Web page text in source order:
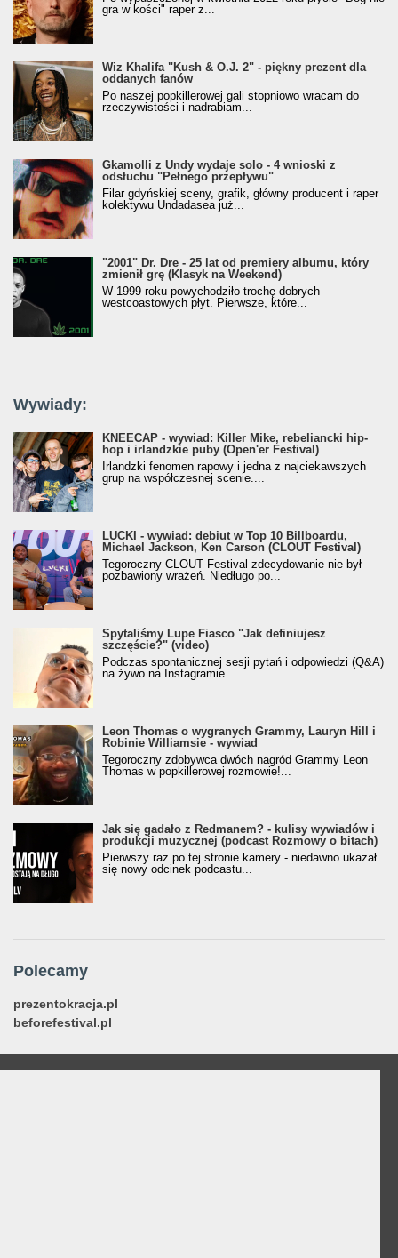
gra w kości" raper z...
Wiz Khalifa "Kush & O.J. 2" - piękny prezent dla
oddanych fanów
Po naszej popkillerowej gali stopniowo wracam do
rzeczywistości i nadrabiam...
Gkamolli z Undy wydaje solo - 4 wnioski z
odsłuchu "Pełnego przepływu"
Filar gdyńskiej sceny, grafik, główny producent i raper
kolektywu Undadasea już...
"2001" Dr. Dre - 25 lat od premiery albumu, który
zmienił grę (Klasyk na Weekend)
W 1999 roku powychodziło trochę dobrych
westcoastowych płyt. Pierwsze, które...
Wywiady:
KNEECAP - wywiad: Killer Mike, rebeliancki hip-
hop i irlandzkie puby (Open'er Festival)
Irlandzki fenomen rapowy i jedna z najciekawszych
grup na współczesnej scenie....
LUCKI - wywiad: debiut w Top 10 Billboardu,
Michael Jackson, Ken Carson (CLOUT Festival)
Tegoroczny CLOUT Festival zdecydowanie nie był
pozbawiony wrażeń. Niedługo po...
Spytaliśmy Lupe Fiasco "Jak definiujesz
szczęście?" (video)
Podczas spontanicznej sesji pytań i odpowiedzi (Q&A)
na żywo na Instagramie...
Leon Thomas o wygranych Grammy, Lauryn Hill i
Robinie Williamsie - wywiad
Tegoroczny zdobywca dwóch nagród Grammy Leon
Thomas w popkillerowej rozmowie!...
Jak się gadało z Redmanem? - kulisy wywiadów i
produkcji muzycznej (podcast Rozmowy o bitach)
Pierwszy raz po tej stronie kamery - niedawno ukazał
się nowy odcinek podcastu...
Polecamy
prezentokracja.pl
beforefestival.pl